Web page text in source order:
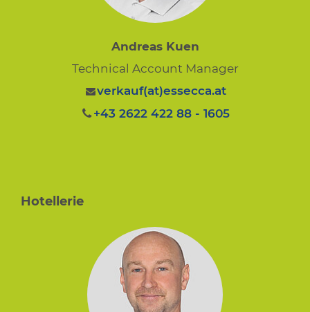
Andreas Kuen
Technical Account Manager
verkauf(at)essecca.at
+43 2622 422 88 - 1605
Hotellerie